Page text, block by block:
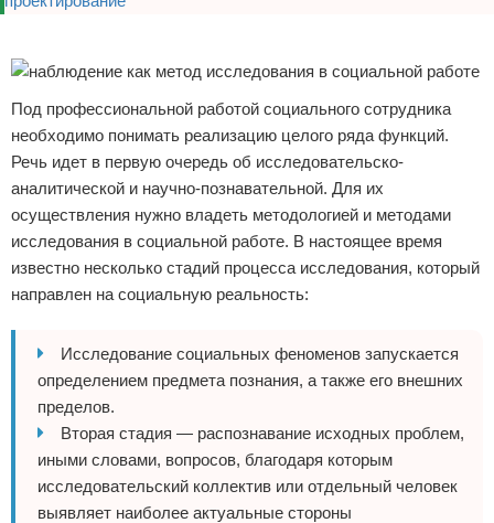
Под профессиональной работой социального сотрудника
необходимо понимать реализацию целого ряда функций.
Речь идет в первую очередь об исследовательско-
аналитической и научно-познавательной. Для их
осуществления нужно владеть методологией и методами
исследования в социальной работе. В настоящее время
известно несколько стадий процесса исследования, который
направлен на социальную реальность:
Исследование социальных феноменов запускается
определением предмета познания, а также его внешних
пределов.
Вторая стадия — распознавание исходных проблем,
иными словами, вопросов, благодаря которым
исследовательский коллектив или отдельный человек
выявляет наиболее актуальные стороны